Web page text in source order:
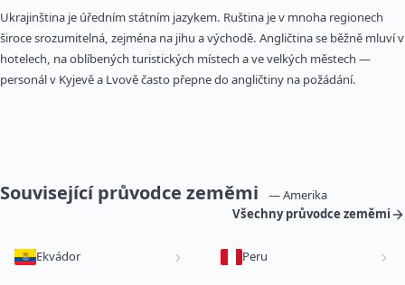
Ukrajinština je úředním státním jazykem. Ruština je v mnoha regionech
široce srozumitelná, zejména na jihu a východě. Angličtina se běžně mluví v
hotelech, na oblíbených turistických místech a ve velkých městech —
personál v Kyjevě a Lvově často přepne do angličtiny na požádání.
Související průvodce zeměmi
— Amerika
Všechny průvodce zeměmi
Ekvádor Peru